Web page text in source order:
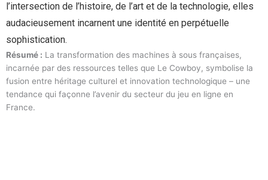
l’intersection de l’histoire, de l’art et de la technologie, elles
audacieusement incarnent une identité en perpétuelle
sophistication.
Résumé : La transformation des machines à sous françaises,
incarnée par des ressources telles que Le Cowboy, symbolise la
fusion entre héritage culturel et innovation technologique – une
tendance qui façonne l’avenir du secteur du jeu en ligne en
France.